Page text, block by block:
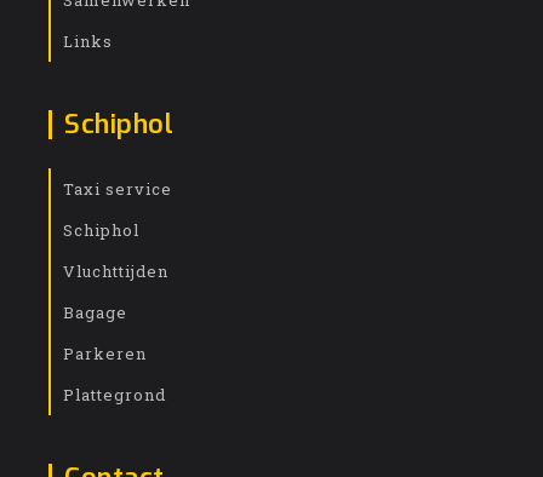
Links
Schiphol
Taxi service
Schiphol
Vluchttijden
Bagage
Parkeren
Plattegrond